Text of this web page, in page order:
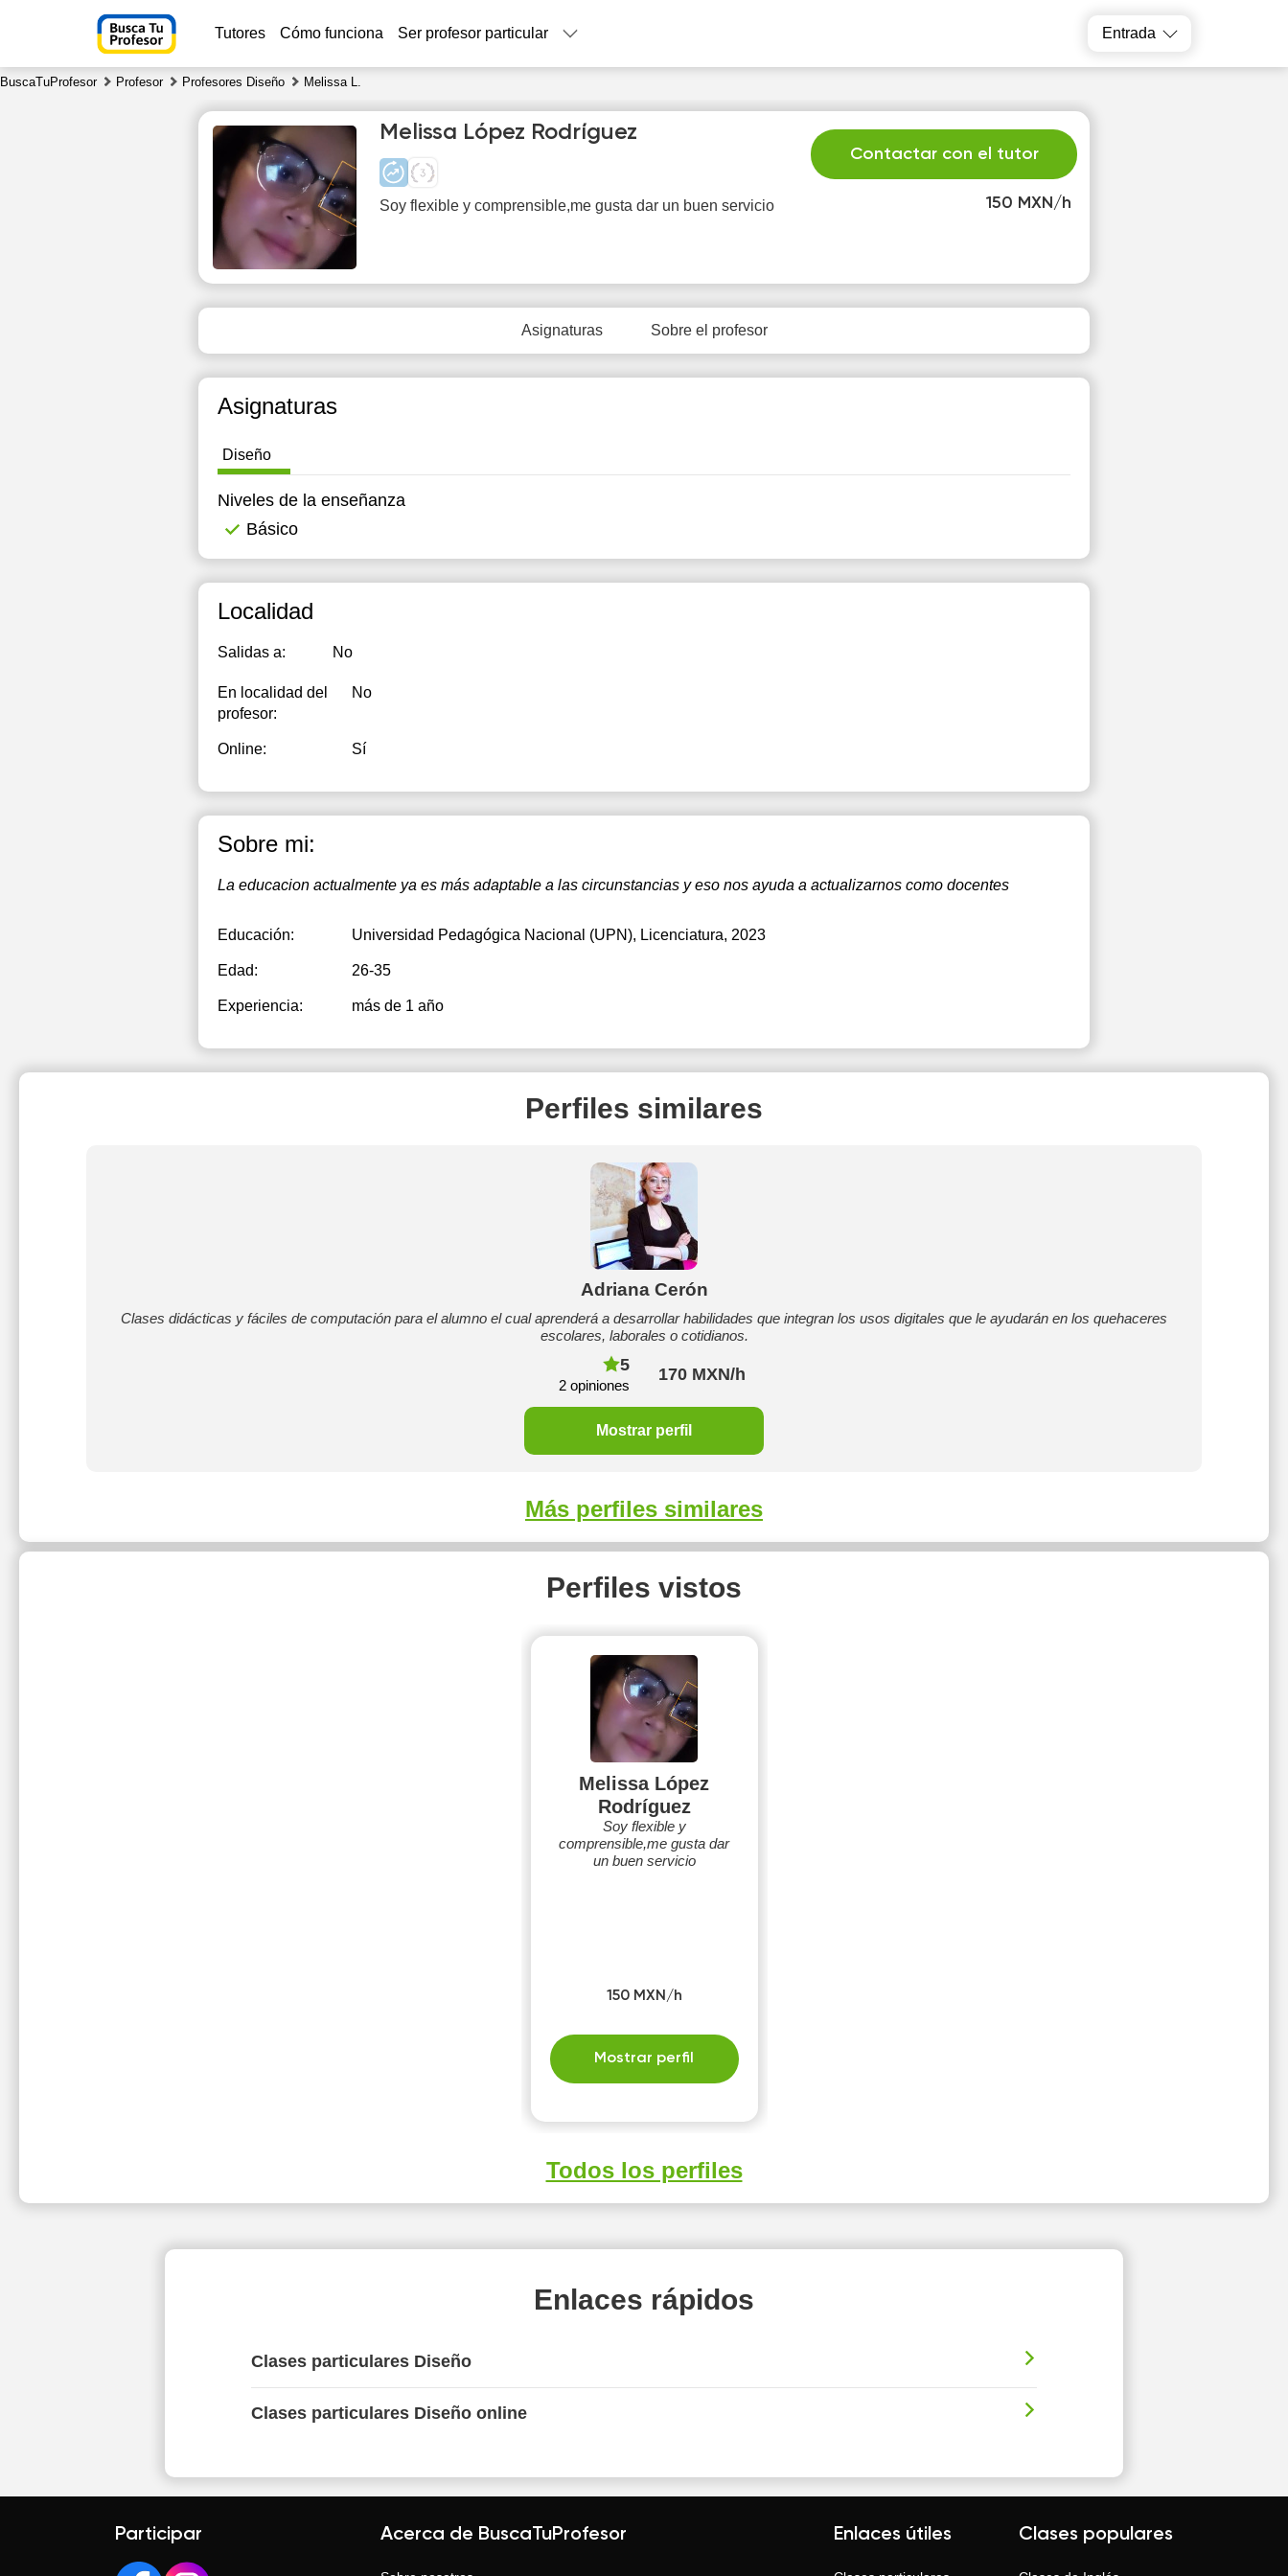
Tutores Cómo funciona Ser profesor particular Entrada
BuscaTuProfesor Profesor Profesores Diseño Melissa L.
150 MXN/h
Contactar con el tutor
Melissa López Rodríguez
Soy flexible y comprensible,me gusta dar un buen servicio
Asignaturas Sobre el profesor
Asignaturas
Diseño
Niveles de la enseñanza
Básico
Localidad
Salidas a: No
En localidad del
profesor:
No
Online: Sí
Sobre mi:
La educacion actualmente ya es más adaptable a las circunstancias y eso nos ayuda a actualizarnos como docentes
Educación: Universidad Pedagógica Nacional (UPN), Licenciatura, 2023
Edad: 26-35
Experiencia: más de 1 año
Perfiles similares
Adriana Cerón
Clases didácticas y fáciles de computación para el alumno el cual aprenderá a desarrollar habilidades que integran los usos digitales que le ayudarán en los quehaceres
escolares, laborales o cotidianos.
5
2 opiniones
170 MXN/h
Mostrar perfil
Más perfiles similares
Perfiles vistos
Melissa López
Rodríguez
Soy flexible y
comprensible,me gusta dar
un buen servicio
150 MXN/h
Mostrar perfil
Todos los perfiles
Enlaces rápidos
Clases particulares Diseño
Clases particulares Diseño online
Fr
7
Participar Acerca de BuscaTuProfesor Enlaces útiles Clases populares